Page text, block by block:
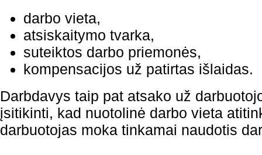
darbo vieta,
atsiskaitymo tvarka,
suteiktos darbo priemonės,
kompensacijos už patirtas išlaidas.
Darbdavys taip pat atsako už
įsitikinti, kad nuotolinė darbo vieta
darbuotojas moka tinkamai naudotis